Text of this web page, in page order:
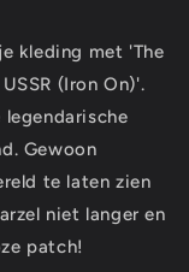
kleding met 'The
(Iron On)'.
Gewoon
te laten zien
niet langer en
patch!